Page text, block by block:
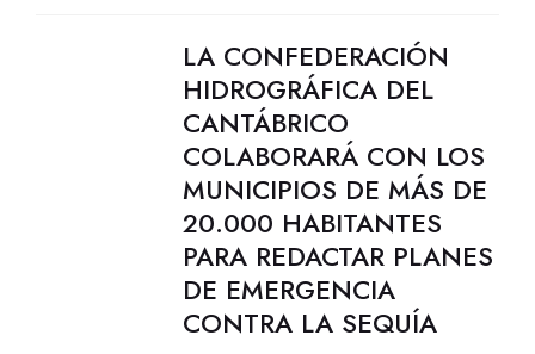
LA CONFEDERACIÓN
HIDROGRÁFICA DEL
CANTÁBRICO
COLABORARÁ CON LOS
MUNICIPIOS DE MÁS DE
20.000 HABITANTES
PARA REDACTAR PLANES
DE EMERGENCIA
CONTRA LA SEQUÍA